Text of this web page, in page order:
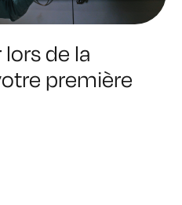
de la
première